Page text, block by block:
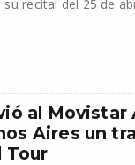
su recital del 25 de
al Movistar
Aires un
Tour